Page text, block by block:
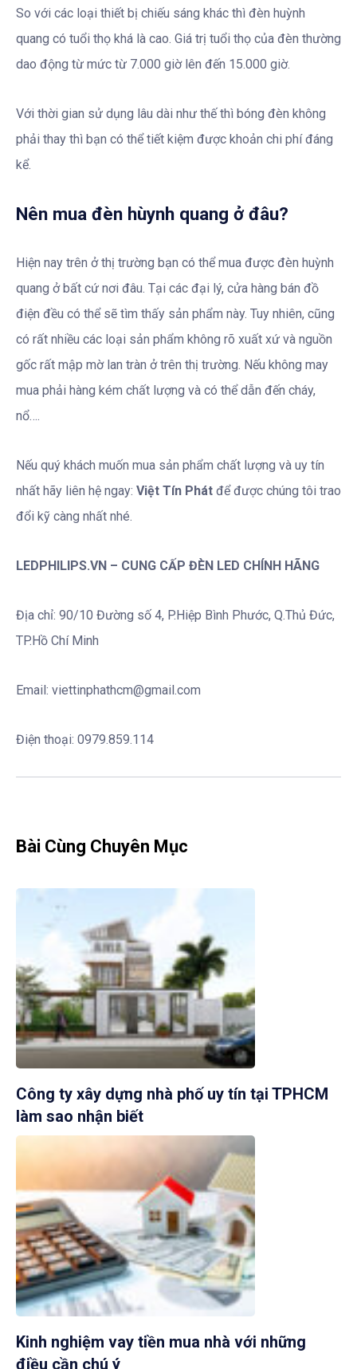
So với các loại thiết bị chiếu sáng khác thì đèn huỳnh
quang có tuổi thọ khá là cao. Giá trị tuổi thọ của đèn thường
dao động từ mức từ 7.000 giờ lên đến 15.000 giờ.
Với thời gian sử dụng lâu dài như thế thì bóng đèn không
phải thay thì bạn có thể tiết kiệm được khoản chi phí đáng
kể.
Nên mua đèn hùynh quang ở đâu?
Hiện nay trên ở thị trường bạn có thể mua được đèn huỳnh
quang ở bất cứ nơi đâu. Tại các đại lý, cửa hàng bán đồ
điện đều có thể sẽ tìm thấy sản phẩm này. Tuy nhiên, cũng
có rất nhiều các loại sản phẩm không rõ xuất xứ và nguồn
gốc rất mập mờ lan tràn ở trên thị trường. Nếu không may
mua phải hàng kém chất lượng và có thể dẫn đến cháy,
nổ….
Nếu quý khách muốn mua sản phẩm chất lượng và uy tín
nhất hãy liên hệ ngay: Việt Tín Phát để được chúng tôi trao
đổi kỹ càng nhất nhé.
LEDPHILIPS.VN – CUNG CẤP ĐÈN LED CHÍNH HÃNG
Địa chỉ: 90/10 Đường số 4, P.Hiệp Bình Phước, Q.Thủ Đức,
TP.Hồ Chí Minh
Email: viettinphathcm@gmail.com
Điện thoại: 0979.859.114
Bài Cùng Chuyên Mục
Công ty xây dựng nhà phố uy tín tại TPHCM
làm sao nhận biết
Kinh nghiệm vay tiền mua nhà với những
điều cần chú ý